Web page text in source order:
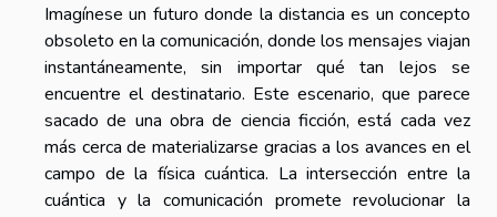
Imagínese un futuro donde la distancia es un concepto
obsoleto en la comunicación, donde los mensajes viajan
instantáneamente, sin importar qué tan lejos se
encuentre el destinatario. Este escenario, que parece
sacado de una obra de ciencia ficción, está cada vez
más cerca de materializarse gracias a los avances en el
campo de la física cuántica. La intersección entre la
cuántica y la comunicación promete revolucionar la